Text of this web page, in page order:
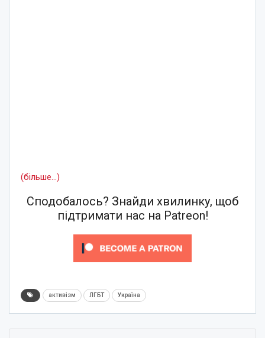
(більше…)
Сподобалось? Знайди хвилинку, щоб
підтримати нас на Patreon!
активізм ЛГБТ Україна